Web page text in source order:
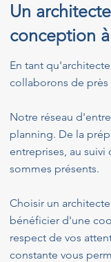
Un
conception
En tant
collaborons de
Notre réseau
planning. De la
entreprises, au
sommes présents.
Choisir un
bénéficier d'une
respect de vos
constante vous